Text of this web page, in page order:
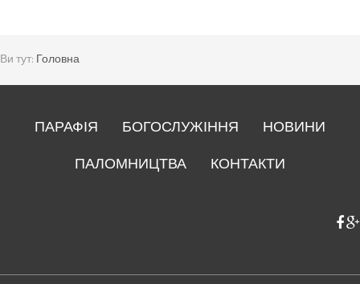
Ви тут: Головна
ПАРАФІЯ БОГОСЛУЖІННЯ
НОВИНИ
ПАЛОМНИЦТВА
КОНТАКТИ